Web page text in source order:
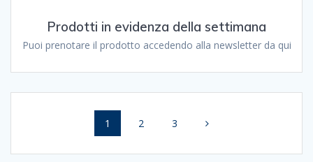
Prodotti in evidenza della settimana
Puoi prenotare il prodotto accedendo alla newsletter da qui
Navigazione
Pagina
1 Pagina
2 Pagina
3